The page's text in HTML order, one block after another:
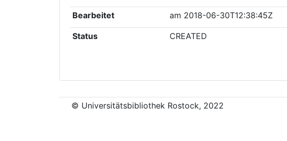
Bearbeitet am 2018-06-30T12:38:45Z
Status CREATED
© Universitätsbibliothek Rostock, 2022